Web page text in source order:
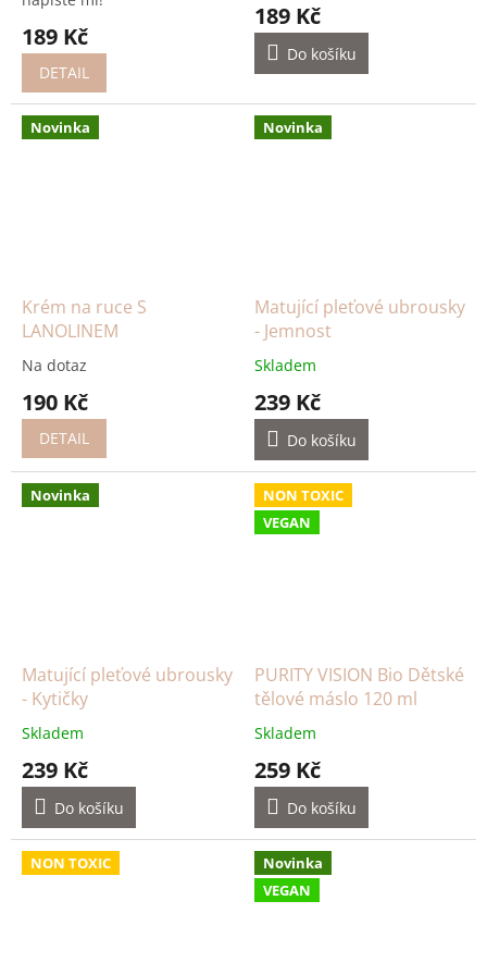
189 Kč
DETAIL
189 Kč
Do košíku
Novinka
Krém na ruce S
LANOLINEM
Na dotaz
190 Kč
DETAIL
Novinka
Matující pleťové ubrousky
- Jemnost
Skladem
239 Kč
Do košíku
Novinka
Matující pleťové ubrousky
- Kytičky
Skladem
239 Kč
Do košíku
NON TOXIC
VEGAN
PURITY VISION Bio Dětské
tělové máslo 120 ml
Skladem
259 Kč
Do košíku
NON TOXIC
Novinka
VEGAN